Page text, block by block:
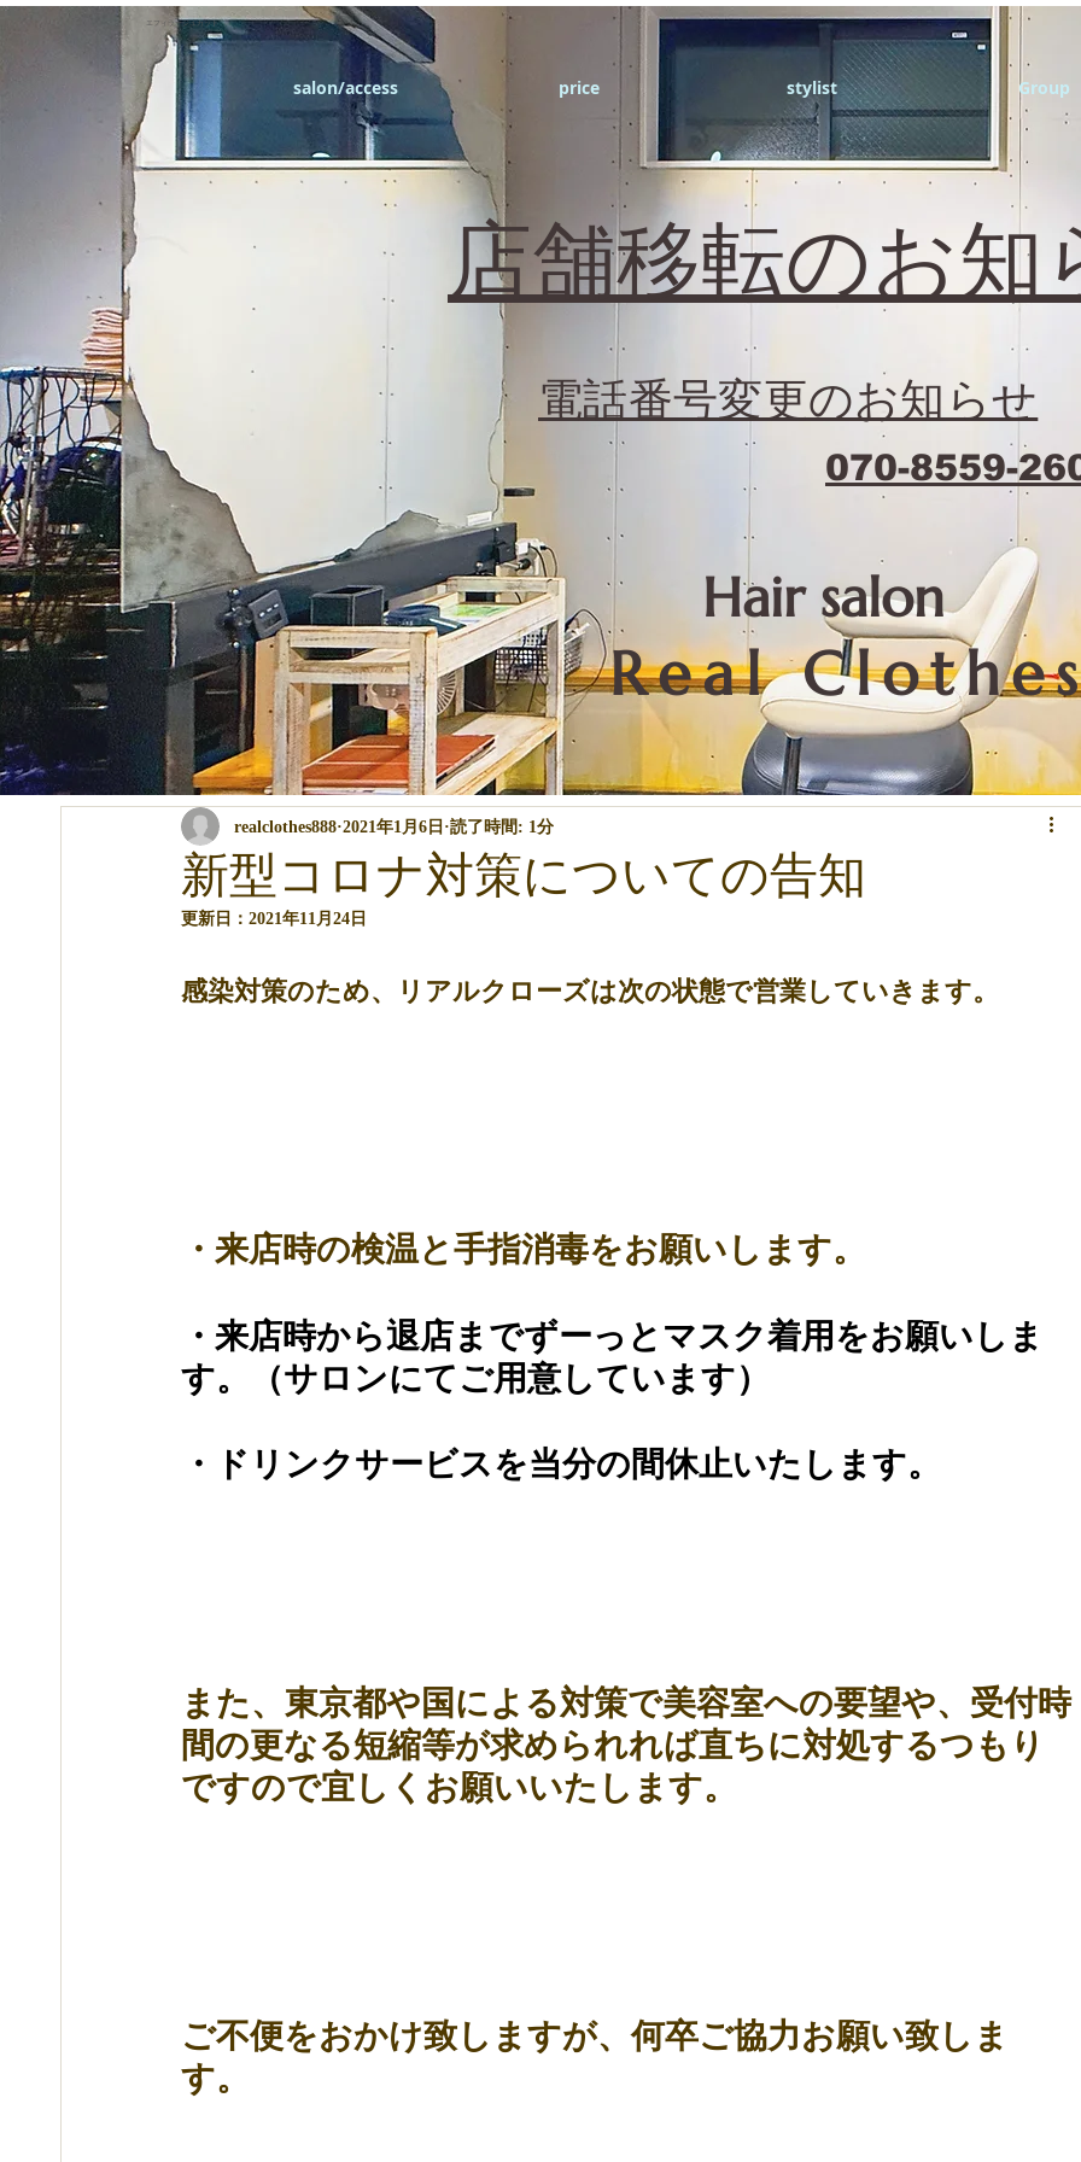
全ての記事 コンテスト・イベント関係 パーマ・カラー・トリートメントなど技術関係 重要なこと お知らせ
講習関係 ブログ
新型コロナ対策についての告知
realclothes888 2021年1月6日 読了時間: 1分
更新日： 2021年11月24日
感染対策のため、リアルクローズは次の状態で営業していきます。
・来店時の検温と手指消毒をお願いします。
・来店時から退店までずーっとマスク着用をお願いしま
す。（サロンにてご用意しています）
・ドリンクサービスを当分の間休止いたします。
また、東京都や国による対策で美容室への要望や、受付時
間の更なる短縮等が求められれば直ちに対処するつもり
ですので宜しくお願いいたします。
ご不便をおかけ致しますが、何卒ご協力お願い致しま
す。
エフィラージュカット
店舗移転のお知
電話番号変更のお知らせ
070-8559-
​Hair salon
Real
salon/access price stylist Group